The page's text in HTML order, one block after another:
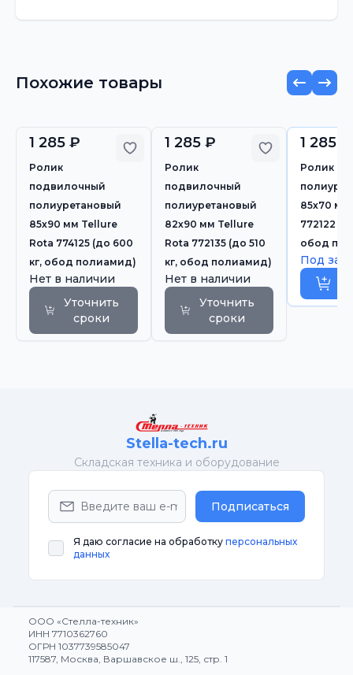
Похожие товары
Добавить в избранное
1 285 ₽
Ролик
подвилочный
полиуретановый
85х90 мм Tellure
Rota 774125 (до 600
кг, обод полиамид)
Нет в наличии
Уточнить
сроки
Добавить в
1 285 ₽
Ролик
подвилочный
полиуретановый
82х90 мм Tellure
Rota 772135 (до 510
кг, обод полиамид)
Нет в наличии
Уточнить
сроки
1 285 ₽
Ролик
85х70 мм
772122
обод
Под
Stella-tech.ru
Cкладская техника и оборудование
Подписаться
Я даю согласие на обработку персональных
данных
ООО «Стелла-техник»
ИНН 7710362760
ОГРН 1037739585047
117587, Москва, Варшавское ш., 125, стр. 1